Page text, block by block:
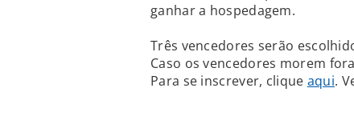
ganhar a hospedagem.
Três vencedores serão
Caso os vencedores morem
Para se inscrever, clique aqui.